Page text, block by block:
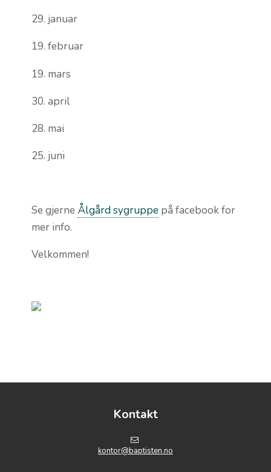
29. januar
19. februar
19. mars
30. april
28. mai
25. juni
Se gjerne Ålgård sygruppe på facebook for
mer info.
Velkommen!
Kontakt
kontor@baptisten.no